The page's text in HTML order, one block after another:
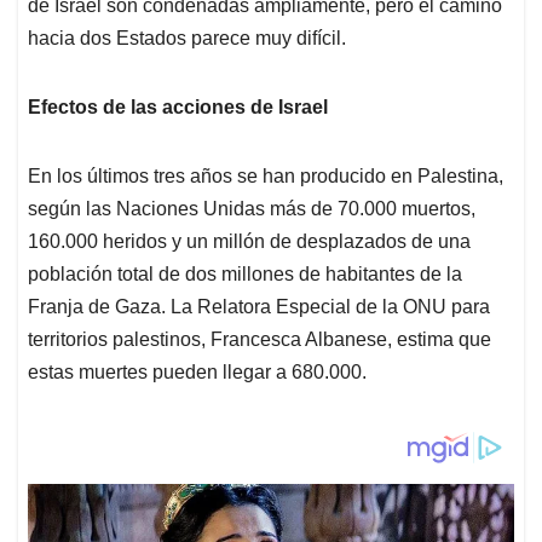
de Israel son condenadas ampliamente, pero el camino
hacia dos Estados parece muy difícil.
Efectos de las acciones de Israel
En los últimos tres años se han producido en Palestina,
según las Naciones Unidas más de 70.000 muertos,
160.000 heridos y un millón de desplazados de una
población total de dos millones de habitantes de la
Franja de Gaza. La Relatora Especial de la ONU para
territorios palestinos, Francesca Albanese, estima que
estas muertes pueden llegar a 680.000.